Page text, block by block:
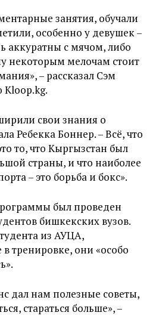
занятия, обучали
особенно у девушек –
аккуратны с мячом, либо
некоторым мелочам стоит
– рассказал Сэм
Kloop.kg.
свои знания о
Ребекка Боннер. – Всё, что
то, что Кыргызстан был
страны, и что наиболее
– это борьба и бокс».
был проведен
бишкекских вузов.
из АУЦА,
тренировке, они «особо
дал нам полезные советы,
стараться больше», –